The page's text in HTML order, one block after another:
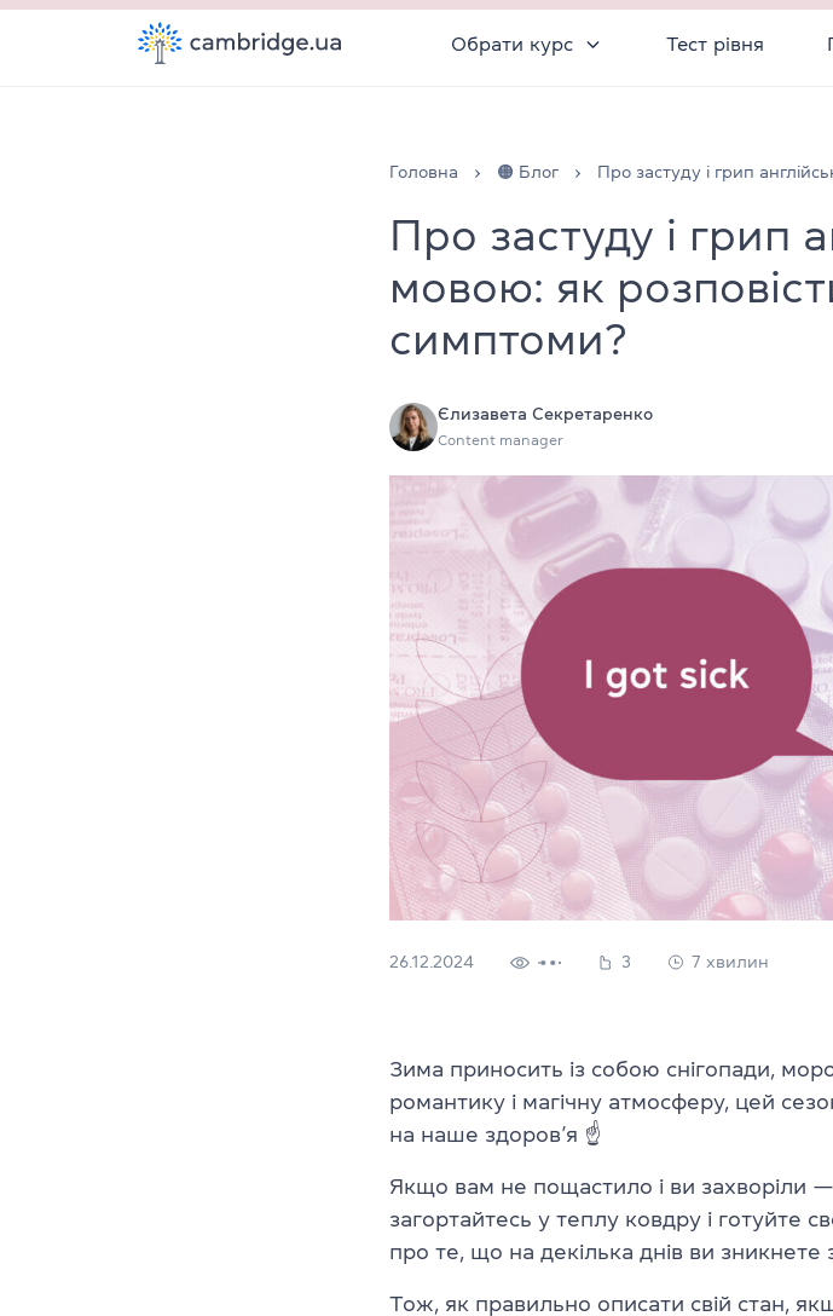
Обрати курс Тест рівня
Головна 🟠 Блог Про застуду і грип
Про застуду і грип
мовою: як
симптоми?
Єлизавета Секретаренко
Content manager
26.12.2024 3 7 хвилин
Зима приносить із собою снігопади,
романтику і магічну атмосферу, цей
на наше здоров’я ☝
Якщо вам не пощастило і ви захворіли —
загортайтесь у теплу ковдру і готуйте
про те, що на декілька днів ви зникнете
Тож, як правильно описати свій стан,